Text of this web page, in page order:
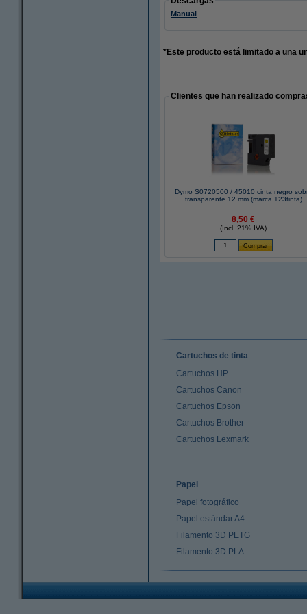
Manual
*Este producto está limitado a una
Clientes que han realizado
Dymo S0720500 / 45010 cinta negro
transparente 12 mm (marca 123tinta)
8,50 €
(Incl. 21% IVA)
Cartuchos de tinta
Cartuchos HP
Cartuchos Canon
Cartuchos Epson
Cartuchos Brother
Cartuchos Lexmark
Papel
Papel fotográfico
Papel estándar A4
Filamento 3D PETG
Filamento 3D PLA